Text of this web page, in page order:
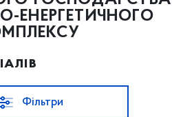
ЕНЕРГЕТИЧНОГО
Фільтри